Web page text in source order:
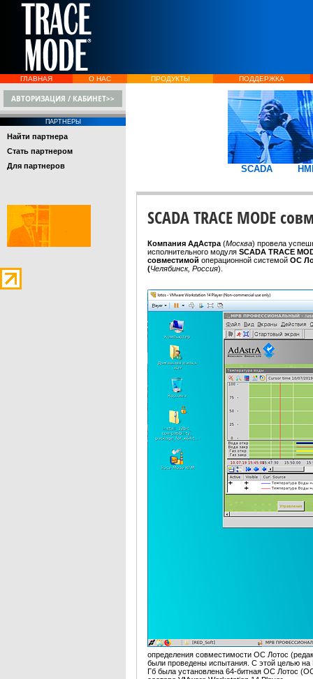
ГЛАВНАЯ О НАС ПРОДУКТЫ ПОДДЕРЖКА
АВТОРИЗАЦИЯ / КАБИНЕТ>>
ПАРТНЕРЫ
Найти партнера
Стать партнером
Для партнеров
SCADA
SCADA TRACE MODE
Компания АдАстра (Москва) провела
исполнительного модуля SCADA TRACE
совместимой операционной системой ОС
(Челябинск, Россия).
определения совместимости ОС Лотос
были проведены испытания. С этой целью на
Гб была установлена 64-битная ОС Лотос